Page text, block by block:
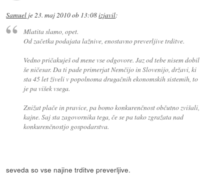
Samuel je23. maj 2010 ob 13:08izjavil:
Mlatita slamo, opet.
Od začetka podajata lažnive, enostavno preverljive trditve.
Vedno pričakuješ od mene vse odgovore. Jaz od tebe nisem dobil
še ničesar. Da ti pade primerjat Nemčijo in Slovenijo, državi, ki
sta 45 let živeli v popolnoma drugačnih ekonomskih sistemih, to
je pa višek vsega.
Znižat plače in pravice, pa bomo konkurenčnost občutno zvišali,
kajne. Saj sta zagovornika tega, če se pa tako zgražata nad
konkurenčnostjo gospodarstva.
seveda so vse najine trditve preverljive.